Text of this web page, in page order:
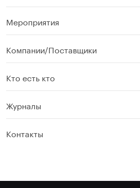
Мероприятия
Компании/Поставщики
Кто есть кто
Журналы
Контакты